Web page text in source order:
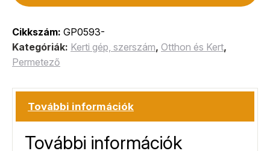
Cikkszám: GP0593-
Kategóriák: Kerti gép, szerszám, Otthon és Kert,
Permetező
További információk
További információk